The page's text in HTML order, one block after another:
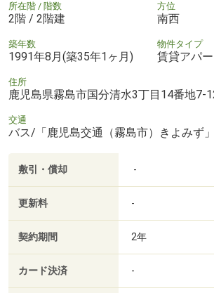
所在階 / 階数
2階 / 2階建
方位
南西
築年数
1991年8月(築35年1ヶ月)
物件タイプ
賃貸アパー
住所
鹿児島県霧島市国分清水3丁目14番地7-
交通
バス/「鹿児島交通（霧島市）きよみず
敷引・償却 -
更新料 -
契約期間 2年
カード決済 -